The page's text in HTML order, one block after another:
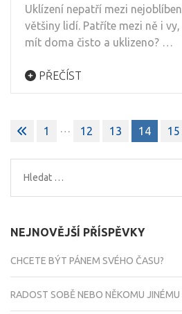
Uklízení nepatří mezi
většiny lidí. Patříte mezi ně i
mít doma čisto a uklizeno? …
PŘEČÍST
Stránkování
1 12 13 14 15
Vyhledávání
NEJNOVĚJŠÍ PŘÍSPĚVKY
CHCETE BÝT PÁNEM SVÉHO ČASU?
RADOST SOBĚ NEBO NĚKOMU JINÉMU